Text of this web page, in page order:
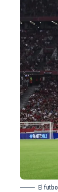
El